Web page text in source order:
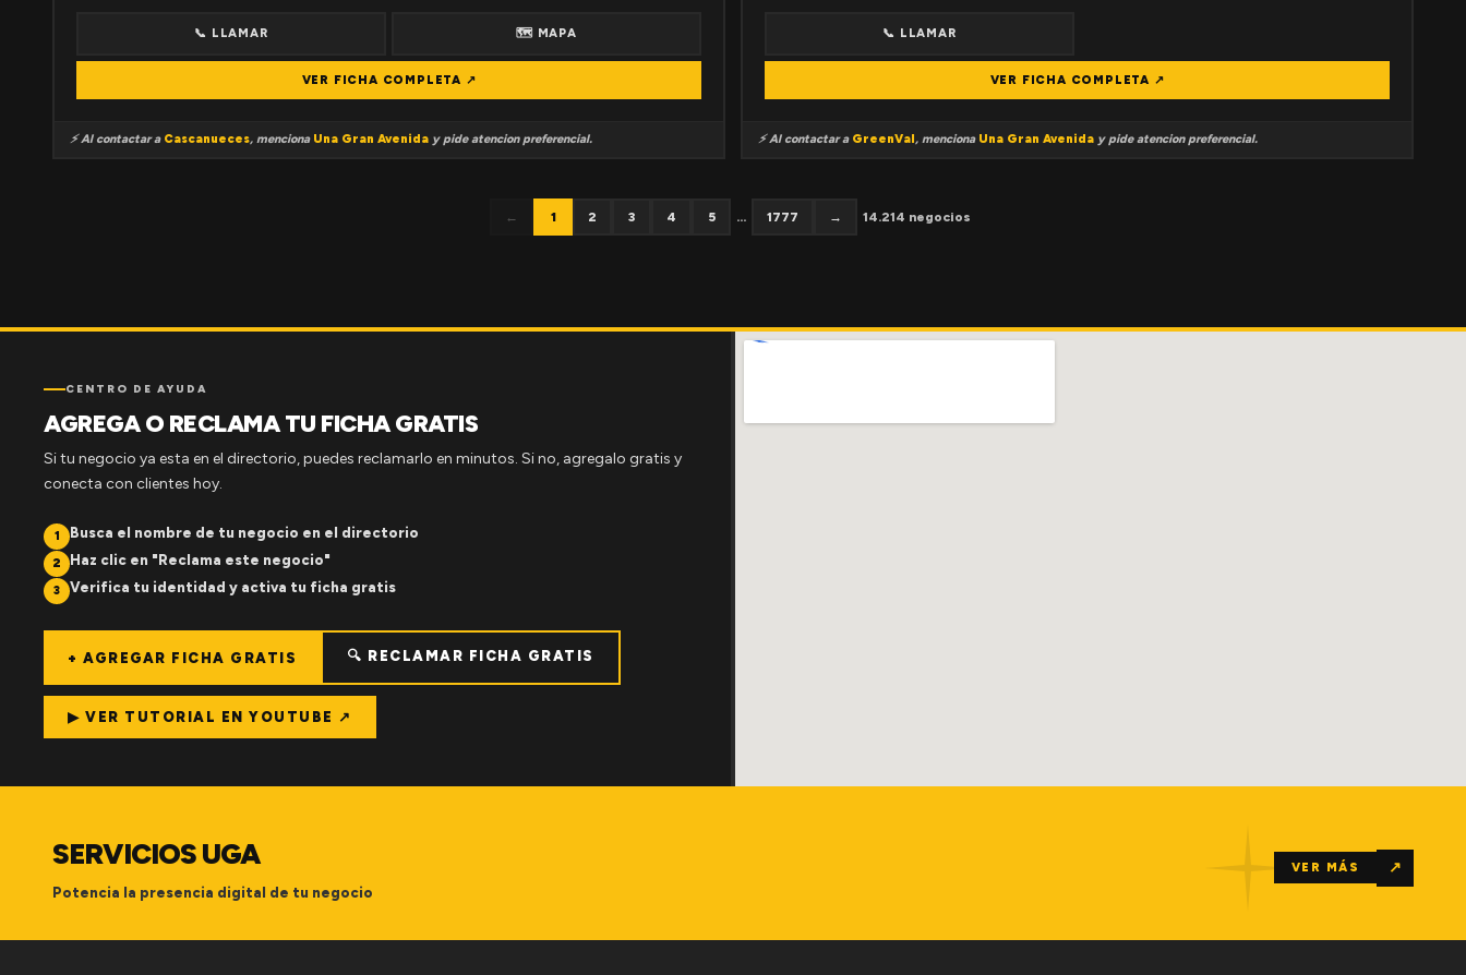
📞 LLAMAR 🗺 MAPA
VER FICHA COMPLETA ↗
⚡ Al contactar a Cascanueces, menciona Una Gran Avenida y pide atencion preferencial.
📞 LLAMAR
VER FICHA COMPLETA ↗
⚡ Al contactar a GreenVal, menciona Una Gran Avenida y pide atencion preferencial.
← 1 2 3 4 5 ... 1777 → 14.214 negocios
CENTRO DE AYUDA
AGREGA O RECLAMA TU FICHA GRATIS
Si tu negocio ya esta en el directorio, puedes reclamarlo en minutos. Si no, agregalo gratis y
conecta con clientes hoy.
1 Busca el nombre de tu negocio en el directorio
2 Haz clic en "Reclama este negocio"
3 Verifica tu identidad y activa tu ficha gratis
+ AGREGAR FICHA GRATIS 🔍 RECLAMAR FICHA GRATIS
▶ VER TUTORIAL EN YOUTUBE ↗
SERVICIOS UGA
Potencia la presencia digital de tu negocio
VER MÁS ↗